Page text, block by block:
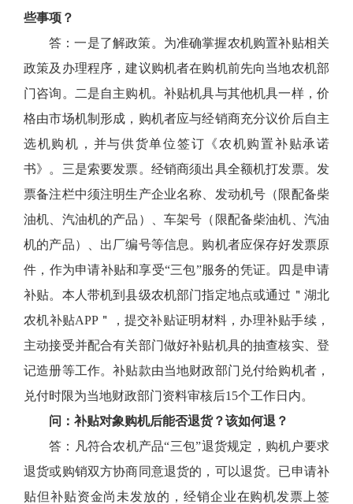
些事项？
答：一是了解政策。为准确掌握农机购置补贴相关
政策及办理程序，建议购机者在购机前先向当地农机部
门咨询。二是自主购机。补贴机具与其他机具一样，价
格由市场机制形成，购机者应与经销商充分议价后自主
选机购机，并与供货单位签订《农机购置补贴承诺
书》。三是索要发票。经销商须出具全额机打发票。发
票备注栏中须注明生产企业名称、发动机号（限配备柴
油机、汽油机的产品）、车架号（限配备柴油机、汽油
机的产品）、出厂编号等信息。购机者应保存好发票原
件，作为申请补贴和享受“三包”服务的凭证。四是申请
补贴。本人带机到县级农机部门指定地点或通过＂湖北
农机补贴APP＂，提交补贴证明材料，办理补贴手续，
主动接受并配合有关部门做好补贴机具的抽查核实、登
记造册等工作。补贴款由当地财政部门兑付给购机者，
兑付时限为当地财政部门资料审核后15个工作日内。
问：补贴对象购机后能否退货？该如何退？
答：凡符合农机产品“三包”退货规定，购机户要求
退货或购销双方协商同意退货的，可以退货。已申请补
贴但补贴资金尚未发放的，经销企业在购机发票上签